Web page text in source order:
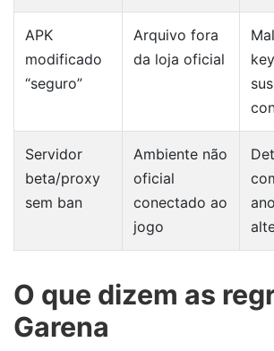
APK
modificado
“seguro”
Arquivo fora
da loja oficial
Servidor
beta/proxy
sem ban
Ambiente não
oficial
conectado ao
jogo
O que dizem as
Garena